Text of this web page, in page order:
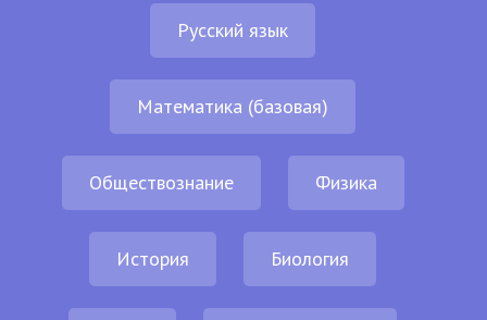
Русский язык
Математика (базовая)
Обществознание Физика
История Биология